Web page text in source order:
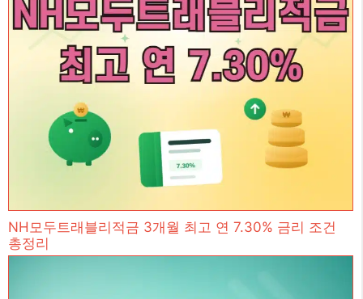
NH모두트래블리적금 3개월 최고 연 7.30% 금리 조건
총정리